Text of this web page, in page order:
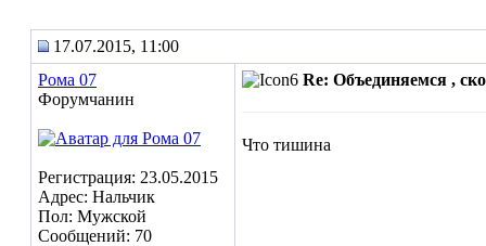
17.07.2015, 11:00
Рома 07
Форумчанин
Регистрация: 23.05.2015
Адрес: Нальчик
Пол: Мужской
Сообщений: 70
Re: Объединяемся ,
Что тишина